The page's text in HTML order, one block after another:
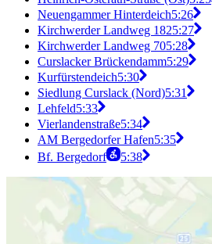
Neuengammer Hinterdeich5:26
Kirchwerder Landweg 1825:27
Kirchwerder Landweg 705:28
Curslacker Brückendamm5:29
Kurfürstendeich5:30
Siedlung Curslack (Nord)5:31
Lehfeld5:33
Vierlandenstraße5:34
AM Bergedorfer Hafen5:35
Bf. Bergedorf
5:38